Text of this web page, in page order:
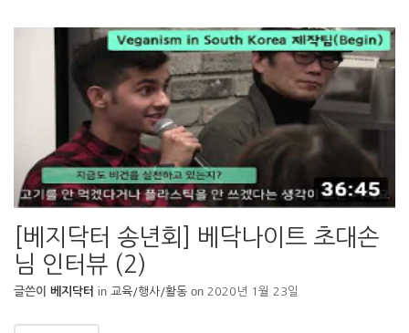
[베지닥터 송년회] 베닥나이트 초대손
님 인터뷰 (2)
글쓴이 베지닥터 in 교육/행사/활동 on 2020년 1월 23일